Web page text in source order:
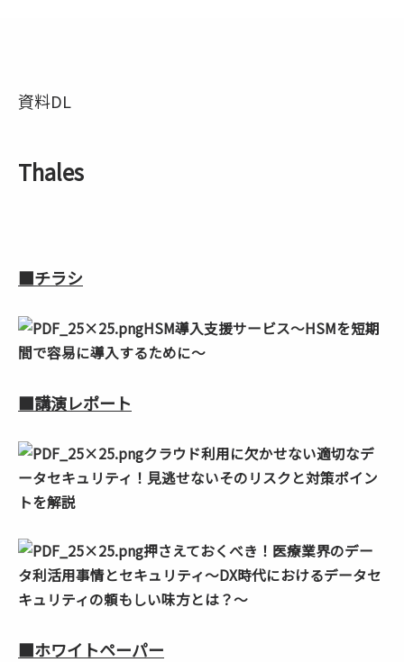
資料DL
Thales
■チラシ
HSM導入支援サービス～HSMを短期
間で容易に導入するために～
■講演レポート
クラウド利用に欠かせない適切なデ
ータセキュリティ！見逃せないそのリスクと対策ポイン
トを解説
押さえておくべき！医療業界のデー
タ利活用事情とセキュリティ～DX時代におけるデータセ
キュリティの頼もしい味方とは？～
■ホワイトペーパー